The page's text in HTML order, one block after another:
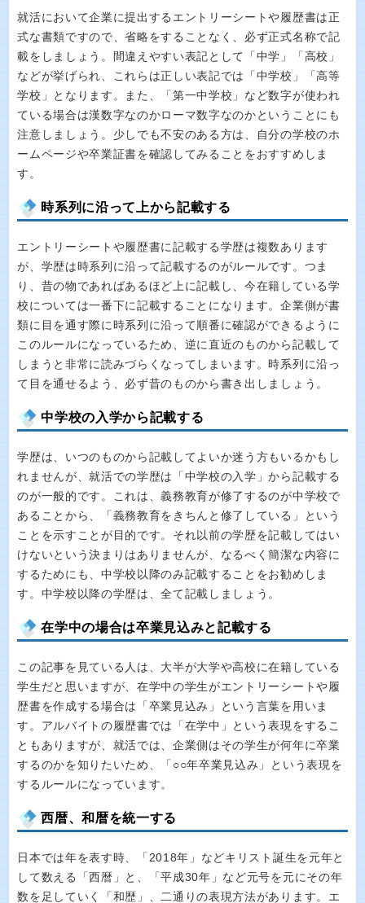
就活において企業に提出するエントリーシートや履歴書は正
式な書類ですので、省略をすることなく、必ず正式名称で記
載をしましょう。間違えやすい表記として「中学」「高校」
などが挙げられ、これらは正しい表記では「中学校」「高等
学校」となります。また、「第一中学校」など数字が使われ
ている場合は漢数字なのかローマ数字なのかということにも
注意しましょう。少しでも不安のある方は、自分の学校のホ
ームページや卒業証書を確認してみることをおすすめしま
す。
時系列に沿って上から記載する
エントリーシートや履歴書に記載する学歴は複数あります
が、学歴は時系列に沿って記載するのがルールです。つま
り、昔の物であればあるほど上に記載し、今在籍している学
校については一番下に記載することになります。企業側が書
類に目を通す際に時系列に沿って順番に確認ができるように
このルールになっているため、逆に直近のものから記載して
しまうと非常に読みづらくなってしまいます。時系列に沿っ
て目を通せるよう、必ず昔のものから書き出しましょう。
中学校の入学から記載する
学歴は、いつのものから記載してよいか迷う方もいるかもし
れませんが、就活での学歴は「中学校の入学」から記載する
のが一般的です。これは、義務教育が修了するのが中学校で
あることから、「義務教育をきちんと修了している」という
ことを示すことが目的です。それ以前の学歴を記載してはい
けないという決まりはありませんが、なるべく簡潔な内容に
するためにも、中学校以降のみ記載することをお勧めしま
す。中学校以降の学歴は、全て記載しましょう。
在学中の場合は卒業見込みと記載する
この記事を見ている人は、大半が大学や高校に在籍している
学生だと思いますが、在学中の学生がエントリーシートや履
歴書を作成する場合は「卒業見込み」という言葉を用いま
す。アルバイトの履歴書では「在学中」という表現をするこ
ともありますが、就活では、企業側はその学生が何年に卒業
するのかを知りたいため、「○○年卒業見込み」という表現を
するルールになっています。
西暦、和暦を統一する
日本では年を表す時、「2018年」などキリスト誕生を元年と
して数える「西暦」と、「平成30年」など元号を元にその年
数を足していく「和歴」、二通りの表現方法があります。エ